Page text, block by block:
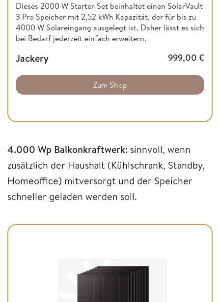
Dieses 2000 W Starter-Set beinhaltet einen SolarVault
3 Pro Speicher mit 2,52 kWh Kapazität, der für bis zu
4000 W Solareingang ausgelegt ist. Daher lässt es sich
bei Bedarf jederzeit einfach erweitern.
Jackery 999,00 €
Zum Shop
4.000 Wp Balkonkraftwerk: sinnvoll, wenn
zusätzlich der Haushalt (Kühlschrank, Standby,
Homeoffice) mitversorgt und der Speicher
schneller geladen werden soll.